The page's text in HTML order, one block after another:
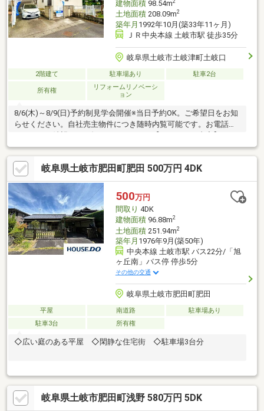
建物面積98.54m2
土地面積208.09m2
築年月 1992年10月(築33年11ヶ月)
ＪＲ中央本線 土岐市駅 徒歩35分
岐阜県土岐市土岐津町土岐口
2階建て 駐車場あり 駐車2台
所有権
リフォームリノベーシ
ョン
8/6(木)～8/9(日)予約制見学会開催※当日予約OK。ご希望日をお知
らせください。自社売主物件につき随時内覧可能です。お電話か
メールでご希望日をお知らせください。【リフォーム内容】シロ
アリ防除工事、雨漏り点検・補修、間取変更（和室→洋室変
更）、外壁・屋根塗装、システムキッチン交換、ユニットバス交
換、トイレ交換、洗面化粧台交換、室内ドア一部交換、床材上張
り、シューズボックス交換、クロス張替、給湯器交換、インター
ホン設置、火災警報器設置、照明器具交換【おすすめポイン
ト】・本物件は条件により住宅ローン減税が適用されます。・シ
ロアリ防除工事施工後5年間保証。
岐阜県土岐市肥田町肥田 500万円 4DK
500万円
間取り 4DK
建物面積96.88m2
土地面積251.94m2
築年月 1976年9月(築50年)
中央本線 土岐市駅 バス22分/「旭
ヶ丘南」バス停 停歩5分
その他の交通
岐阜県土岐市肥田町肥田
平屋 南道路
駐車場あり
駐車3台
所有権
◇広い庭のある平屋 ◇閑静な住宅街 ◇駐車場3台分
岐阜県土岐市肥田町浅野 580万円 5DK